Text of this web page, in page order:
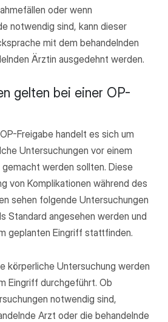
oder wenn
notwendig sind, kann dieser
mit dem behandelnden
Ärztin ausgedehnt werden.
gelten bei einer OP-
Freigabe handelt es sich um
Untersuchungen vor einem
werden sollten. Diese
von Komplikationen während des
sehen folgende Untersuchungen
Standard angesehen werden und
geplanten Eingriff stattfinden.
körperliche Untersuchung werden
Eingriff durchgeführt. Ob
notwendig sind,
Arzt oder die behandelnde